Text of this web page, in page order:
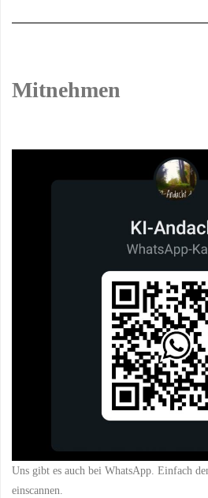
Mitnehmen
Uns gibt es auch bei WhatsApp. Einfach
einscannen.